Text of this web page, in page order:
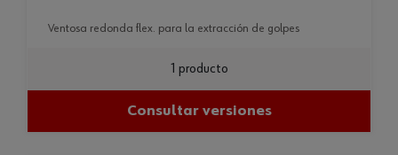
ventosa redonda flex. para la extracción de golpes
1 producto
Consultar versiones